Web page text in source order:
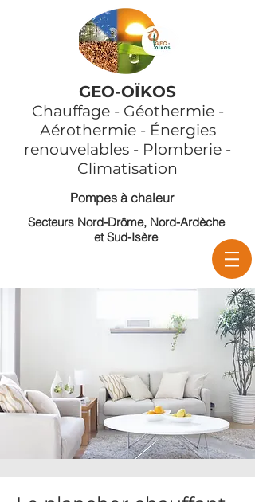
GEO-OÏKOS
Chauffage - Géothermie -
Aérothermie - Énergies
renouvelables - Plomberie -
Climatisation
Pompes à chaleur
Secteurs Nord-Drôme, Nord-Ardèche
et Sud-Isère